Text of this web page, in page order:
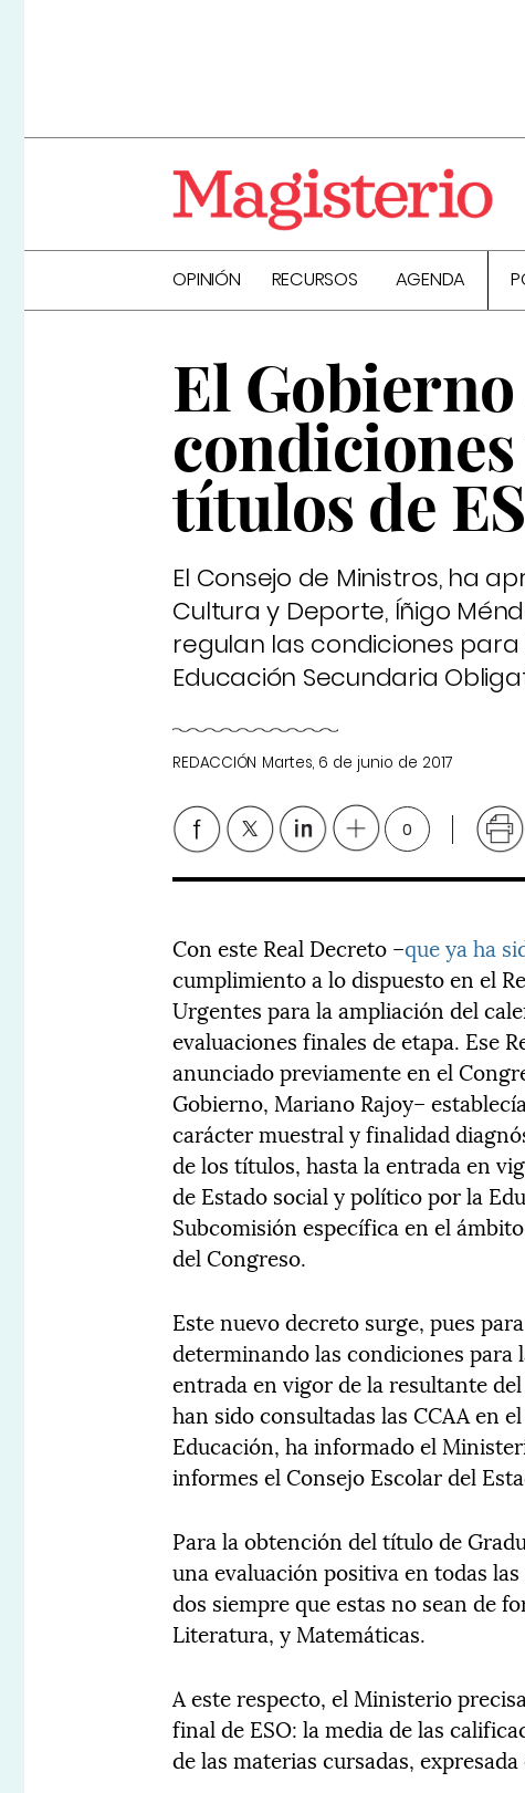
OPINIÓN RECURSOS AGENDA
El
títulos de
El Consejo de Ministros, ha
Cultura y Deporte, Íñigo
regulan las condiciones
Educación Secundaria
REDACCIÓN Martes, 6 de junio de 2017
0
Con este Real Decreto –que ya ha
cumplimiento a lo dispuesto en el
Urgentes para la ampliación del
evaluaciones finales de etapa. Ese
anunciado previamente en el
Gobierno, Mariano Rajoy–
carácter muestral y finalidad
de los títulos, hasta la entrada en
de Estado social y político por la
Subcomisión específica en el
del Congreso.
Este nuevo decreto surge, pues
determinando las condiciones
entrada en vigor de la resultante
han sido consultadas las CCAA en
Educación, ha informado el
informes el Consejo Escolar del
Para la obtención del título de
una evaluación positiva en todas
dos siempre que estas no sean de
Literatura, y Matemáticas.
A este respecto, el Ministerio
final de ESO: la media de las
de las materias cursadas, expresada